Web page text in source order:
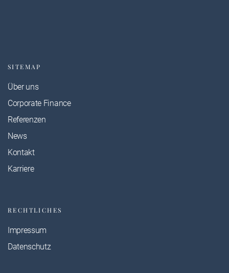
SITEMAP
Über uns
Corporate Finance
Referenzen
News
Kontakt
Karriere
RECHTLICHES
Impressum
Datenschutz